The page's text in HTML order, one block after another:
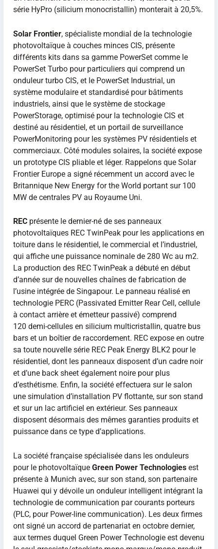
série HyPro (silicium monocristallin) monterait à 20,5%.
Solar Frontier, spécialiste mondial de la technologie
photovoltaïque à couches minces CIS, présente
différents kits dans sa gamme PowerSet comme le
PowerSet Turbo pour particuliers qui comprend un
onduleur turbo CIS, et le PowerSet Industrial, un
système modulaire et standardisé pour bâtiments
industriels, ainsi que le système de stockage
PowerStorage, optimisé pour la technologie CIS et
destiné au résidentiel, et un portail de surveillance
PowerMonitoring pour les systèmes PV résidentiels et
commerciaux. Côté modules solaires, la société expose
un prototype CIS pliable et léger. Rappelons que Solar
Frontier Europe a signé récemment un accord avec le
Britannique New Energy for the World portant sur 100
MW de centrales PV au Royaume Uni.
RECprésente le dernier-né de ses panneaux
photovoltaïques REC TwinPeak pour les applications en
toiture dans le résidentiel, le commercial et l’industriel,
qui affiche une puissance nominale de 280 Wc au m2.
La production des REC TwinPeak a débuté en début
d’année sur de nouvelles chaînes de fabrication de
l’usine intégrée de Singapour. Le panneau réalisé en
technologie PERC (Passivated Emitter Rear Cell, cellule
à contact arrière et émetteur passivé) comprend
120 demi-cellules en silicium multicristallin, quatre bus
bars et un boîtier de raccordement. REC expose en outre
sa toute nouvelle série REC Peak Energy BLK2 pour le
résidentiel, dont les panneaux disposent d’un cadre noir
et d’une back sheet également noire pour plus
d’esthétisme. Enfin, la société effectuera sur le salon
une simulation d’installation PV flottante, sur son stand
et sur un lac artificiel en extérieur. Ses panneaux
disposent désormais des mêmes garanties produits et
puissance dans ce type d’applications.
La société française spécialisée dans les onduleurs
pour le photovoltaïque Green Power Technologiesest
présente à Munich avec, sur son stand, son partenaire
Huawei qui y dévoile un onduleur intelligent intégrant la
technologie de communication par courants porteurs
(PLC, pour Power-line communication). Les deux firmes
ont signé un accord de partenariat en octobre dernier,
aux termes duquel Green Power Technologie est devenu